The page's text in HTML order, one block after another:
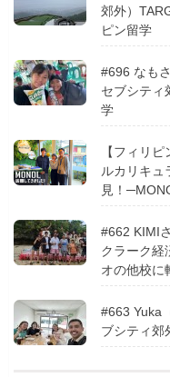
郊外）
ピン留学
#696 なも
セブシティ
学
【フィリ
ルカリキュ
見！
#662 KIMI
クラーク経
オの他校に
#663 Yuka
ブシティ郊